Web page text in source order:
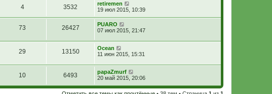
4 3532
retiremen
19 июл 2015, 10:39
73 26427
PUARO
07 июл 2015, 21:47
29 13150
Ocean
11 июн 2015, 15:31
10 6493
papaZmurf
20 май 2015, 20:06